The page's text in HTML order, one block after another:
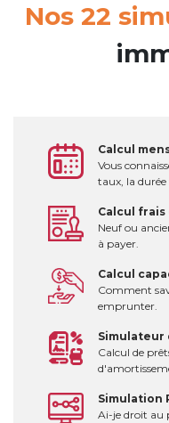
Nos 22
Calcul
Vous
taux, la
Calcul
Neuf ou
à payer.
Calcul
Comment
emprunter.
Simulateur
Calcul de
Simulation
Ai-je droit au